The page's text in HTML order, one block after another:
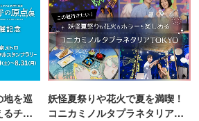
地を巡
るチャ
妖怪夏祭りや花火で夏を満喫！
コニカミノルタプラネタリア